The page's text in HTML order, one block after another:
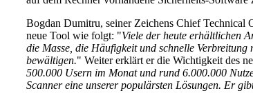
Bogdan Dumitru, seiner Zeichens Chief Technical
neue Tool wie folgt: "Viele der heute erhältlichen
die Masse, die Häufigkeit und schnelle Verbreitung
bewältigen." Weiter erklärt er die Wichtigkeit des
500.000 Usern im Monat und rund 6.000.000
Scanner eine unserer populärsten Lösungen. Er